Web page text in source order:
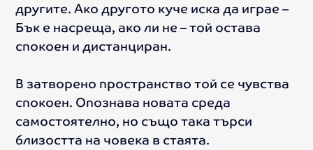
другите. Ако другото куче иска да играе –
Бък е насреща, ако ли не – той остава
спокоен и дистанциран.
В затворено пространство той се чувства
спокоен. Опознава новата среда
самостоятелно, но също така търси
близостта на човека в стаята.